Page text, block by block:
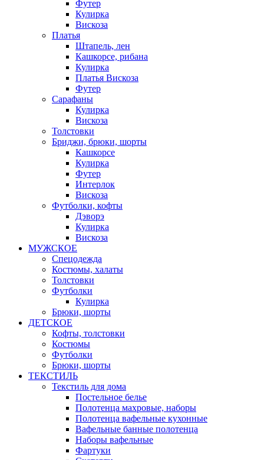
Футер
Кулирка
Вискоза
Платья
Штапель, лен
Кашкорсе, рибана
Кулирка
Платья Вискоза
Футер
Сарафаны
Кулирка
Вискоза
Толстовки
Бриджи, брюки, шорты
Кашкорсе
Кулирка
Футер
Интерлок
Вискоза
Футболки, кофты
Дэворэ
Кулирка
Вискоза
МУЖСКОЕ
Спецодежда
Костюмы, халаты
Толстовки
Футболки
Кулирка
Брюки, шорты
ДЕТСКОЕ
Кофты, толстовки
Костюмы
Футболки
Брюки, шорты
ТЕКСТИЛЬ
Текстиль для дома
Постельное белье
Полотенца махровые, наборы
Полотенца вафельные кухонные
Вафельные банные полотенца
Наборы вафельные
Фартуки